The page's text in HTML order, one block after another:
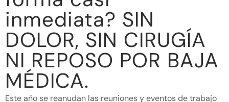
inmediata? SIN
DOLOR, SIN CIRUGÍA
NI REPOSO POR BAJA
MÉDICA.
Este año se reanudan las reuniones y eventos de trabajo